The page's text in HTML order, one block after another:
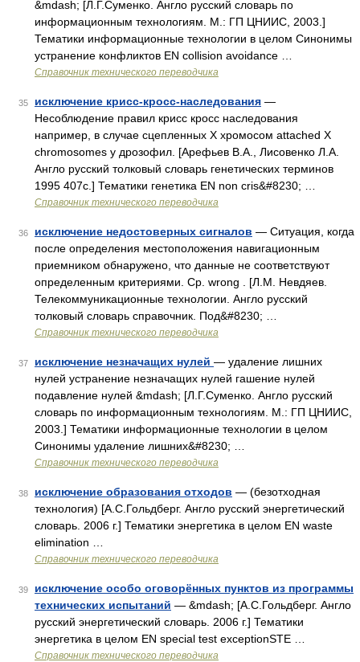
&mdash; [Л.Г.Суменко. Англо русский словарь по
информационным технологиям. М.: ГП ЦНИИС, 2003.]
Тематики информационные технологии в целом Синонимы
устранение конфликтов EN collision avoidance …
Справочник технического переводчика
35 исключение крисс-кросс-наследования —
Несоблюдение правил крисс кросс наследования
например, в случае сцепленных Х хромосом attached X
chromosomes у дрозофил. [Арефьев В.А., Лисовенко Л.А.
Англо русский толковый словарь генетических терминов
1995 407с.] Тематики генетика EN non cris&#8230; …
Справочник технического переводчика
36 исключение недостоверных сигналов — Ситуация, когда
после определения местоположения навигационным
приемником обнаружено, что данные не соответствуют
определенным критериями. Ср. wrong . [Л.М. Невдяев.
Телекоммуникационные технологии. Англо русский
толковый словарь справочник. Под&#8230; …
Справочник технического переводчика
37 исключение незначащих нулей — удаление лишних
нулей устранение незначащих нулей гашение нулей
подавление нулей &mdash; [Л.Г.Суменко. Англо русский
словарь по информационным технологиям. М.: ГП ЦНИИС,
2003.] Тематики информационные технологии в целом
Синонимы удаление лишних&#8230; …
Справочник технического переводчика
38 исключение образования отходов — (безотходная
технология) [А.С.Гольдберг. Англо русский энергетический
словарь. 2006 г.] Тематики энергетика в целом EN waste
elimination …
Справочник технического переводчика
39
исключение особо оговорённых пунктов из программы
технических испытаний — &mdash; [А.С.Гольдберг. Англо
русский энергетический словарь. 2006 г.] Тематики
энергетика в целом EN special test exceptionSTE …
Справочник технического переводчика